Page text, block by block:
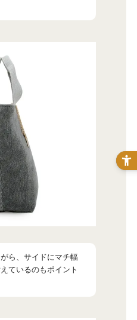
ら、サイドにマチ幅
ているのもポイント